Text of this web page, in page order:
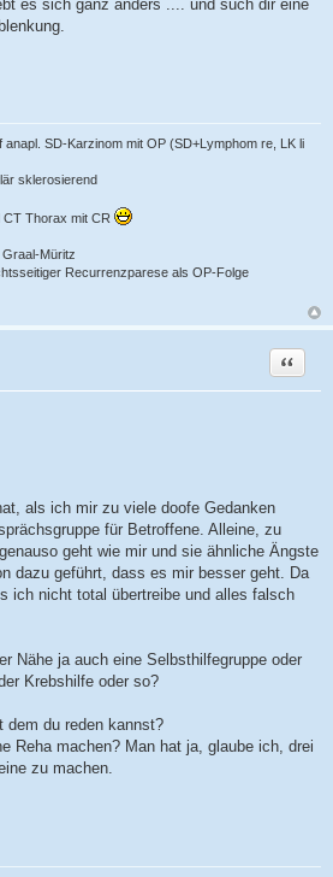
es sich ganz anders .... und such dir eine
anapl. SD-Karzinom mit OP (SD+Lymphom re, LK li
sklerosierend
CT Thorax mit CR
Müritz
Recurrenzparese als OP-Folge
Zitat
als ich mir zu viele doofe Gedanken
für Betroffene. Alleine, zu
geht wie mir und sie ähnliche Ängste
dazu geführt, dass es mir besser geht. Da
ich nicht total übertreibe und alles falsch
Nähe ja auch eine Selbsthilfegruppe oder
Krebshilfe oder so?
dem du reden kannst?
Reha machen? Man hat ja, glaube ich, drei
zu machen.